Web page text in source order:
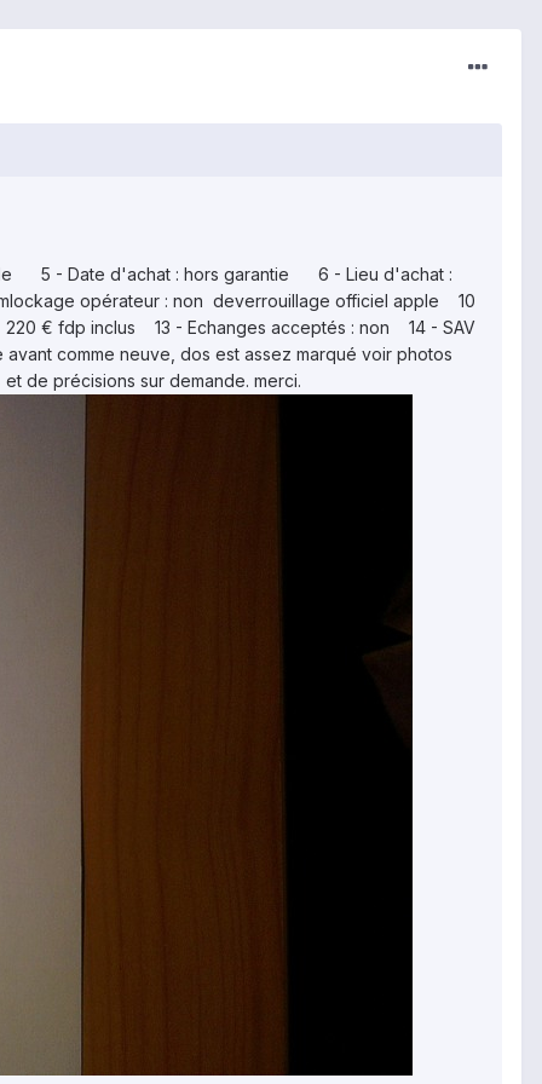
5 - Date d'achat : hors garantie 6 - Lieu d'achat :
opérateur : non deverrouillage officiel apple 10
€ fdp inclus 13 - Echanges acceptés : non 14 - SAV
comme neuve, dos est assez marqué voir photos
de précisions sur demande. merci.